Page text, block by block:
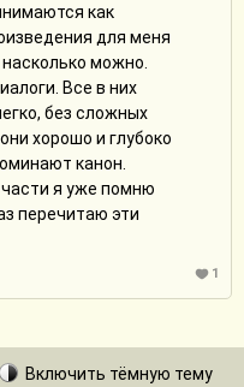
как
для меня
можно.
Все в них
без сложных
хорошо и глубоко
канон.
я уже помню
перечитаю эти
1
Включить тёмную тему